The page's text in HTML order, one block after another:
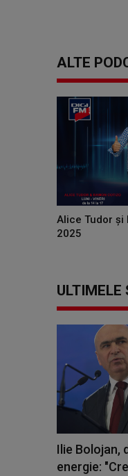
ALTE
Alice Tudor și
2025
ULTIMELE
Ilie Bolojan,
energie: